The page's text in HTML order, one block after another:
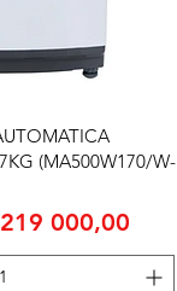
(MA500W170/W-
de oferta
000,00